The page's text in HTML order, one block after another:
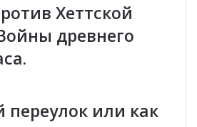
ն
ո
դ
ա
Хеттской
древнего
переулок или как